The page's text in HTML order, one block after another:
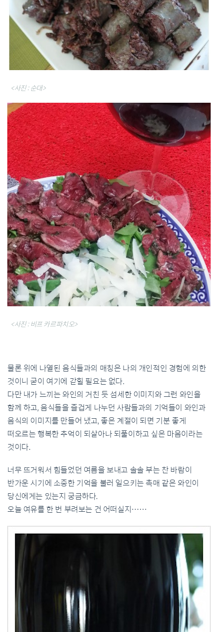
<사진 : 순대>
<사진 : 비프 카르파치오>
물론 위에 나열된 음식들과의 매칭은 나의 개인적인 경험에 의한
것이니 굳이 여기에 갇힐 필요는 없다.
다만 내가 느끼는 와인의 거친 듯 섬세한 이미지와 그런 와인을
함께 하고, 음식들을 즐겁게 나누던 사람들과의 기억들이 와인과
음식의 이미지를 만들어 냈고, 좋은 계절이 되면 기분 좋게
떠오르는 행복한 추억이 되살아나 되풀이하고 싶은 마음이라는
것이다.
너무 뜨거워서 힘들었던 여름을 보내고 솔솔 부는 찬 바람이
반가운 시기에 소중한 기억을 불러 일으키는 촉매 같은 와인이
당신에게는 있는지 궁금하다.
오늘 여유를 한 번 부려보는 건 어떠실지……